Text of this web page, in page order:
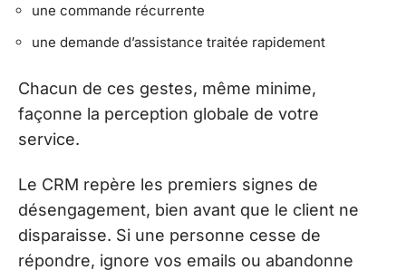
une commande récurrente
une demande d’assistance traitée rapidement
Chacun de ces gestes, même minime,
façonne la perception globale de votre
service.
Le CRM repère les premiers signes de
désengagement, bien avant que le client ne
disparaisse. Si une personne cesse de
répondre, ignore vos emails ou abandonne